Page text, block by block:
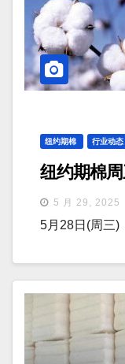
纽约期棉 行业动态
纽约期棉
5 月 29, 2025
5月28日(周三